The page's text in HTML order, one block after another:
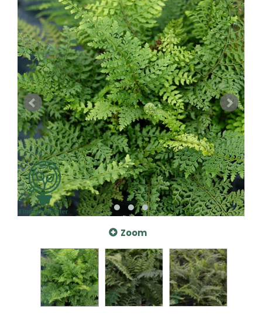
Zoom